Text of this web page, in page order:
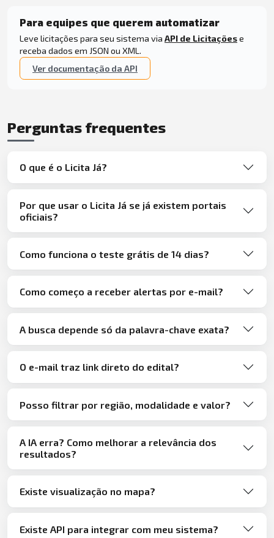
Para equipes que querem automatizar
Leve licitações para seu sistema via API de Licitaçõese
receba dados em JSON ou XML.
Ver documentação da API
Perguntas frequentes
O que é o Licita Já?
Por que usar o Licita Já se já existem portais
oficiais?
Como funciona o teste grátis de 14 dias?
Como começo a receber alertas por e-mail?
A busca depende só da palavra-chave exata?
O e-mail traz link direto do edital?
Posso filtrar por região, modalidade e valor?
A IA erra? Como melhorar a relevância dos
resultados?
Existe visualização no mapa?
Existe API para integrar com meu sistema?